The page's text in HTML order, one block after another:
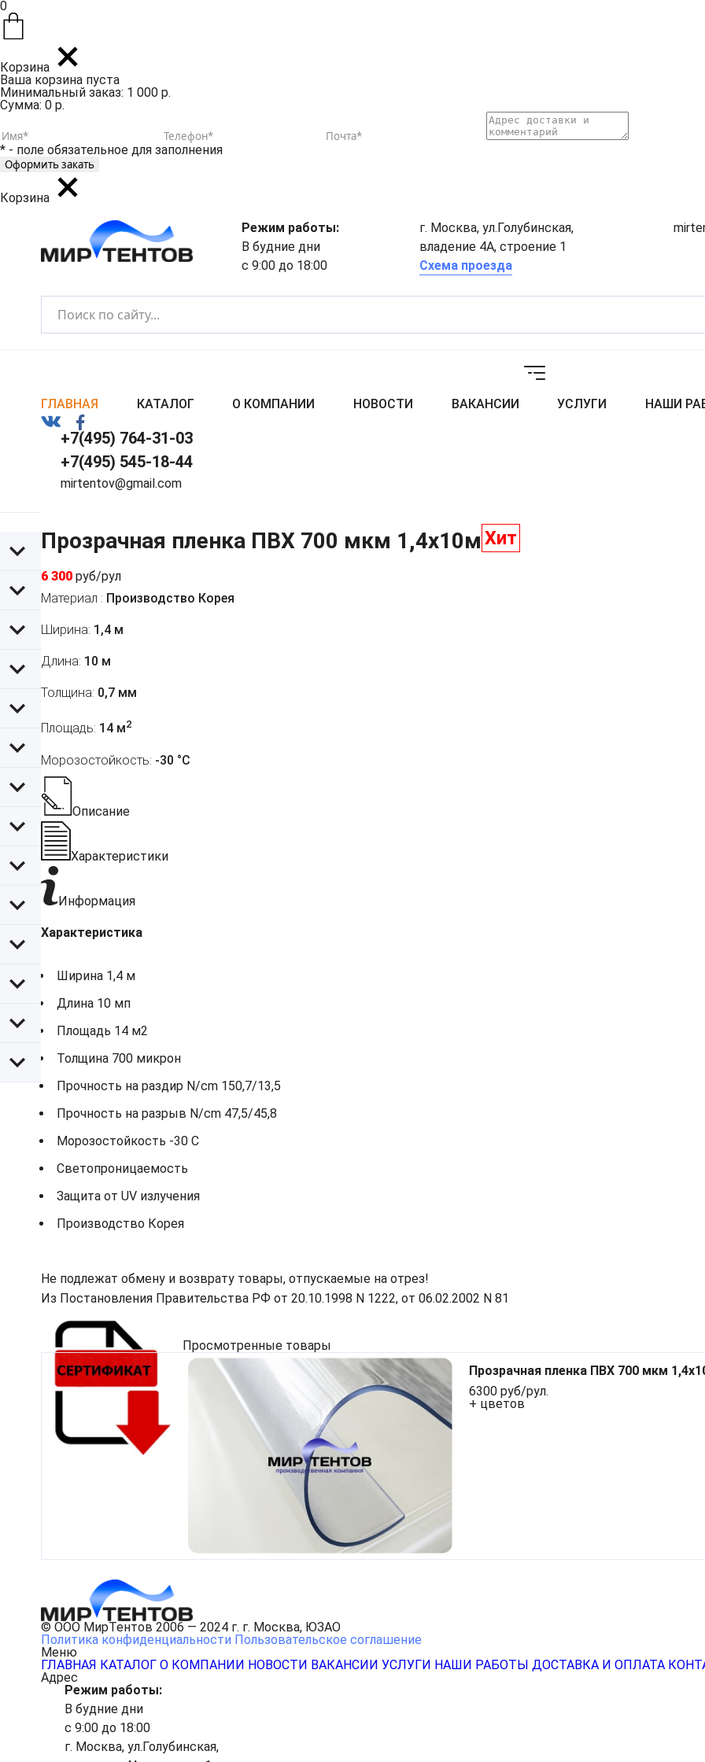
0
Корзина
Ваша корзина пуста
Минимальный заказ: 1 000 р.
Сумма: 0 р.
* - поле обязательное для заполнения
Корзина
Режим работы:
В будние дни
с 9:00 до 18:00
г. Москва, ул.Голубинская,
владение 4А, строение 1
Схема проезда
ГЛАВНАЯ КАТАЛОГ О КОМПАНИИ НОВОСТИ ВАКАНСИИ УСЛУГИ НАШИ
+7(495) 764-31-03
+7(495) 545-18-44
mirtentov@gmail.com
Прозрачная пленка ПВХ 700 мкм 1,4x10м Хит
6 300 руб/рул
Материал : Производство Корея
Ширина: 1,4 м
Длина: 10 м
Толщина: 0,7 мм
Площадь: 14 м2
Морозостойкость: -30 °С
Описание
Характеристики
Информация
Характеристика
Ширина 1,4 м
Длина 10 мп
Площадь 14 м2
Толщина 700 микрон
Прочность на раздир N/cm 150,7/13,5
Прочность на разрыв N/cm 47,5/45,8
Морозостойкость -30 С
Светопроницаемость
Защита от UV излучения
Производство Корея
Не подлежат обмену и возврату товары, отпускаемые на отрез!
Из Постановления Правительства РФ от 20.10.1998 N 1222, от 06.02.2002 N 81
Просмотренные товары
Прозрачная пленка ПВХ 700 мкм
6300 руб/рул.
+ цветов
© ООО МирТентов 2006 — 2024 г. г. Москва, ЮЗАО
Политика конфиденциальности Пользовательское соглашение
Меню
ГЛАВНАЯ КАТАЛОГ О КОМПАНИИ НОВОСТИ ВАКАНСИИ УСЛУГИ НАШИ РАБОТЫ ДОСТАВКА И ОПЛАТА
Адрес
Режим работы:
В будние дни
с 9:00 до 18:00
г. Москва, ул.Голубинская,